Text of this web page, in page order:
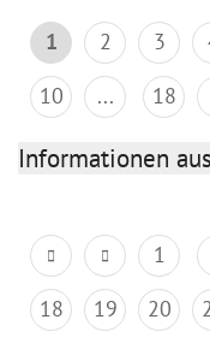
1 2 3
10
... 18
Informationen
1
18
19 20